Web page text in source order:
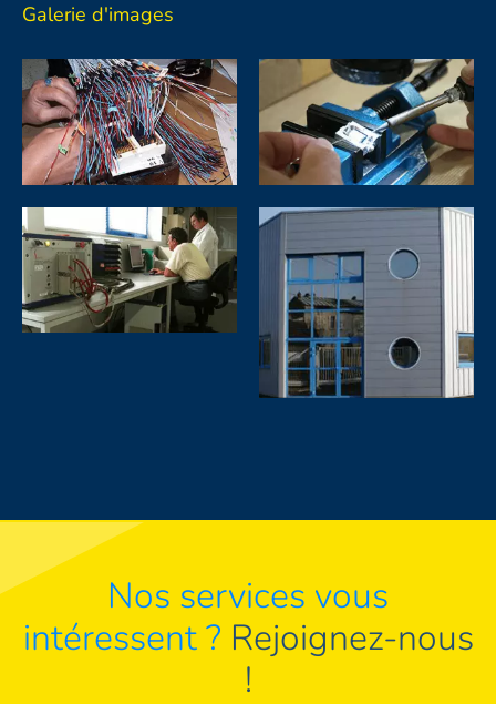
Galerie d'images
Nos services vous
intéressent ? Rejoignez-nous
!